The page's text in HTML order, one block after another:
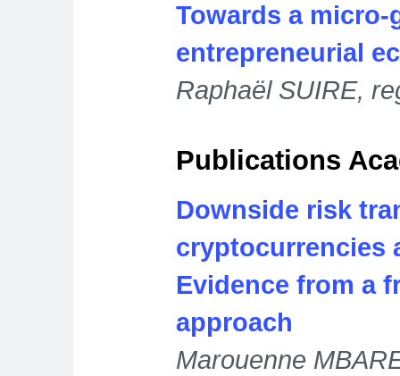
Towards a
entrepreneurial
Raphaël SUIRE,
Publications
Downside risk
cryptocurrencies
Evidence from a
approach
Marouenne